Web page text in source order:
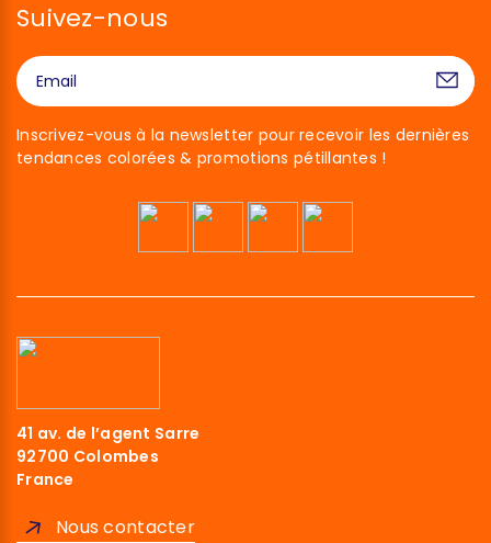
Suivez-nous
Inscrivez-vous à la newsletter pour recevoir les dernières
tendances colorées & promotions pétillantes !
41 av. de l’agent Sarre
92700 Colombes
France
Nous contacter